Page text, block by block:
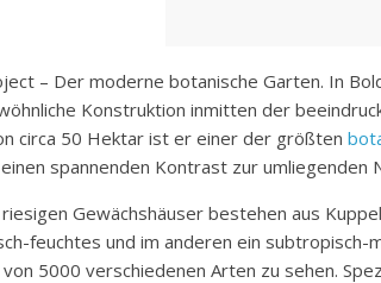
– Der moderne botanische Garten. In
Konstruktion inmitten der
circa 50 Hektar ist er einer der größten
spannenden Kontrast zur umliegenden
Gewächshäuser bestehen aus
feuchtes und im anderen ein
von 5000 verschiedenen Arten zu sehen.